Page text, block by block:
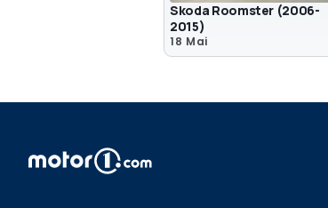
Skoda Roomster (2006-
2015)
18 Mai